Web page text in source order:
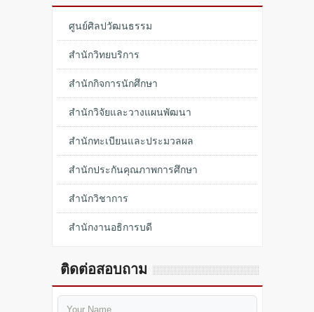
ศูนย์ศิลปวัฒนธรรม
สำนักวิทยบริการ
สำนักกิจการนักศึกษา
สำนักวิจัยและวางแผนพัฒนา
สำนักทะเบียนและประมวลผล
สำนักประกันคุณภาพการศึกษา
สำนักวิชาการ
สำนักงานอธิการบดี
ติดต่อสอบถาม